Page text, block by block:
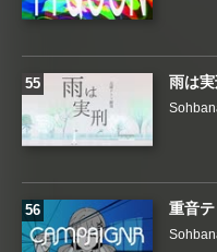
雨は
重音テ